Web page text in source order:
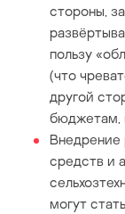
стороны,
пользу
(что
другой
бюджетам,
Внедрение
средств и
могут